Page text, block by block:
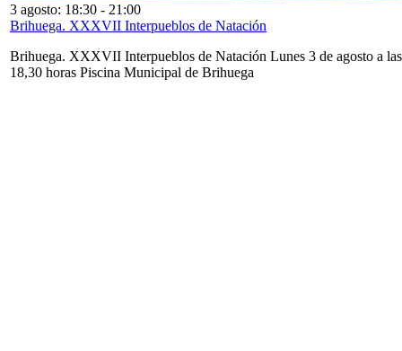
3 agosto: 18:30 - 21:00
Brihuega. XXXVII Interpueblos de Natación
Brihuega. XXXVII Interpueblos de Natación Lunes 3 de agosto a las
18,30 horas Piscina Municipal de Brihuega